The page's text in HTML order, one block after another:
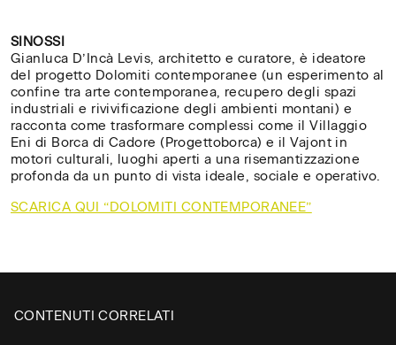
SINOSSI
Gianluca D’Incà Levis, architetto e curatore, è ideatore
del progetto Dolomiti contemporanee (un esperimento al
confine tra arte contemporanea, recupero degli spazi
industriali e rivivificazione degli ambienti montani) e
racconta come trasformare complessi come il Villaggio
Eni di Borca di Cadore (Progettoborca) e il Vajont in
motori culturali, luoghi aperti a una risemantizzazione
profonda da un punto di vista ideale, sociale e operativo.
SCARICA QUI “DOLOMITI CONTEMPORANEE”
CONTENUTI CORRELATI
Digita il nome della tua